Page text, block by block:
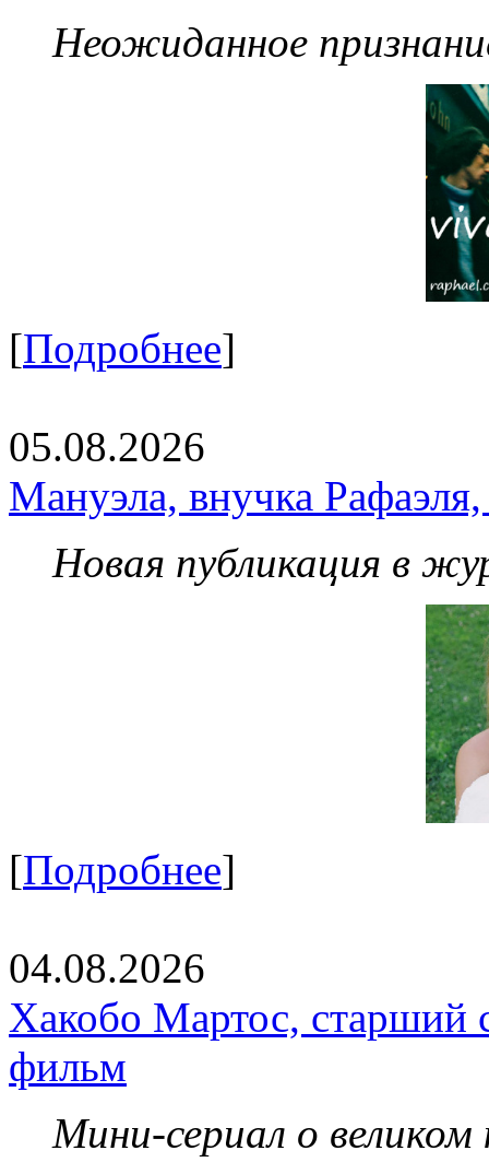
Неожиданное
[Подробнее]
05.08.2026
Мануэла, внучка
Новая публикация в
[Подробнее]
04.08.2026
Хакобо Мартос, старший
фильм
Мини-сериал о великом